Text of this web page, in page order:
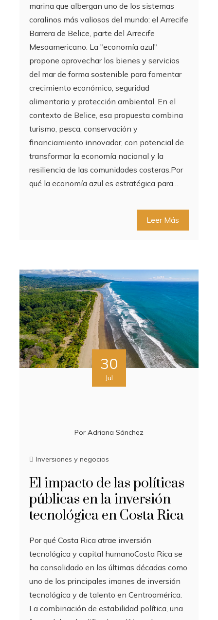
marina que albergan uno de los sistemas
coralinos más valiosos del mundo: el Arrecife
Barrera de Belice, parte del Arrecife
Mesoamericano. La "economía azul"
propone aprovechar los bienes y servicios
del mar de forma sostenible para fomentar
crecimiento económico, seguridad
alimentaria y protección ambiental. En el
contexto de Belice, esa propuesta combina
turismo, pesca, conservación y
financiamiento innovador, con potencial de
transformar la economía nacional y la
resiliencia de las comunidades costeras.Por
qué la economía azul es estratégica para…
Leer Más
30
Jul
Por Adriana Sánchez
Inversiones y negocios
El impacto de las políticas
públicas en la inversión
tecnológica en Costa Rica
Por qué Costa Rica atrae inversión
tecnológica y capital humanoCosta Rica se
ha consolidado en las últimas décadas como
uno de los principales imanes de inversión
tecnológica y de talento en Centroamérica.
La combinación de estabilidad política, una